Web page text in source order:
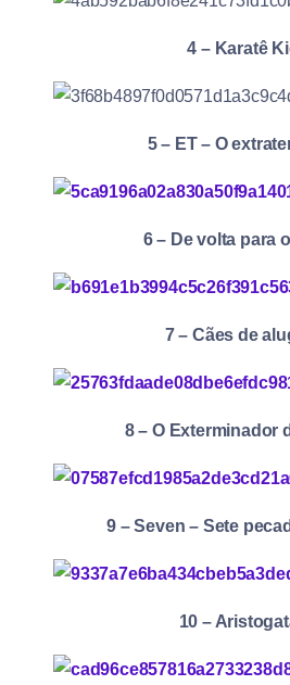
4 – Karatê
5 – ET – O
6 – De volta para
7 – Cães de
8 – O Exterminador
9 – Seven – Sete
10 –